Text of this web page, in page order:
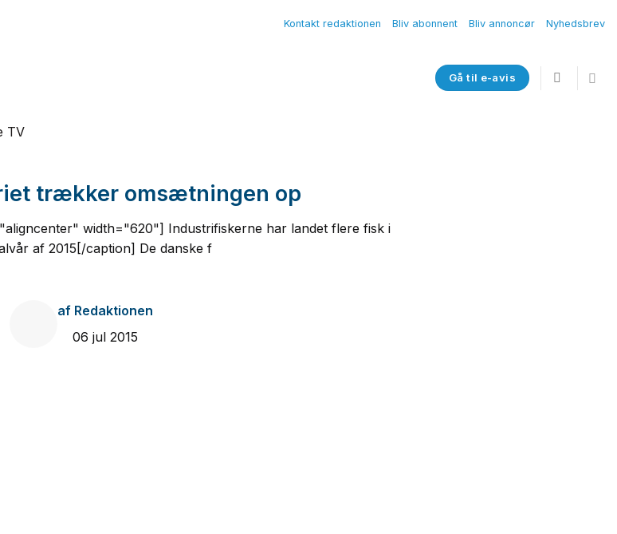
Kontakt redaktionen Bliv abonnent Bliv annoncør Nyhedsbrev
Gå til e-avis
TV
trækker omsætningen op
width="620"] Industrifiskerne har landet flere fisk i
af 2015[/caption] De danske f
af Redaktionen
06 jul 2015